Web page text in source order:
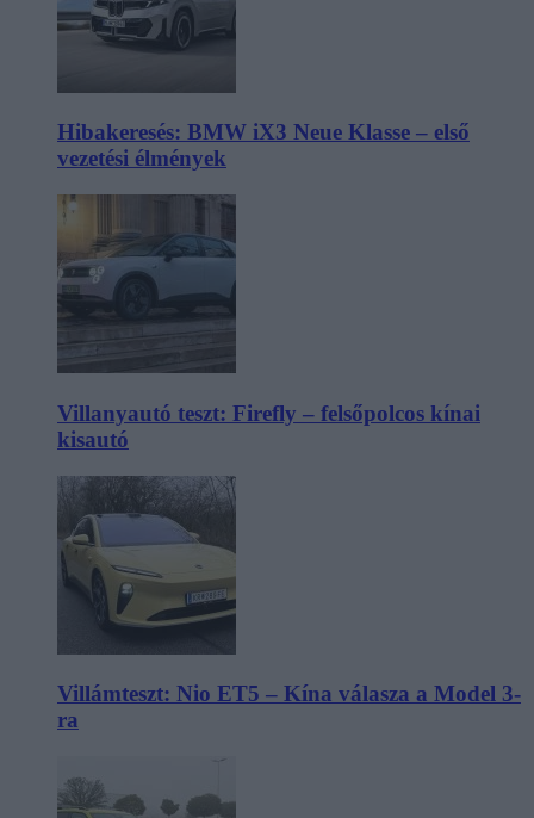
Hibakeresés: BMW iX3 Neue Klasse – első
vezetési élmények
Villanyautó teszt: Firefly – felsőpolcos kínai
kisautó
Villámteszt: Nio ET5 – Kína válasza a Model 3-
ra